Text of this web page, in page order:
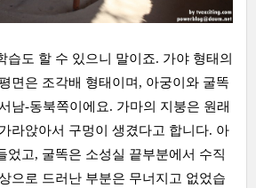
습도 할 수 있으니 말이죠. 가야 형태의
면은 조각배 형태이며, 아궁이와 굴똑
남-동북쪽이에요. 가마의 지붕은 원래
라앉아서 구멍이 생겼다고 합니다. 아
었고, 굴똑은 소성실 끝부분에서 수직
으로 드러난 부분은 무너지고 없었습